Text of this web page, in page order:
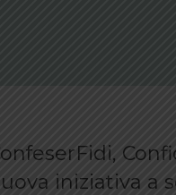
iniziativa a